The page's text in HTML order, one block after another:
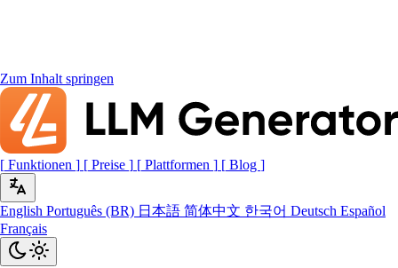
Zum Inhalt springen
[ Funktionen ] [ Preise ] [ Plattformen ] [ Blog ]
English Português (BR) 日本語 简体中文 한국어 Deutsch Español
Français